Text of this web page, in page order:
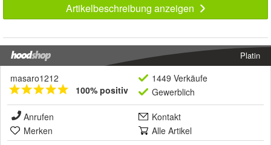
Artikelbeschreibung anzeigen
Platin
masaro1212
100% positiv
1449 Verkäufe
Gewerblich
Anrufen
Kontakt
Merken
Alle Artikel